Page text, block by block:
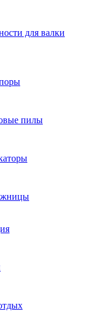
для валки
пилы